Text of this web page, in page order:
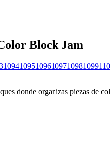
Block Jam
109410951096109710981099
donde organizas piezas de